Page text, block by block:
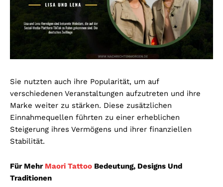
Sie nutzten auch ihre Popularität, um auf
verschiedenen Veranstaltungen aufzutreten und ihre
Marke weiter zu stärken. Diese zusätzlichen
Einnahmequellen führten zu einer erheblichen
Steigerung ihres Vermögens und ihrer finanziellen
Stabilität.
Für Mehr Maori Tattoo Bedeutung, Designs Und
Traditionen